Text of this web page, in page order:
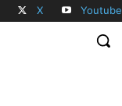
X Youtube